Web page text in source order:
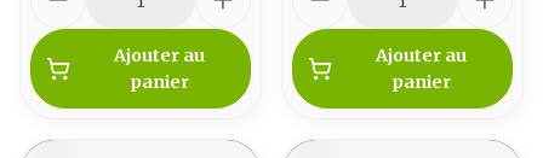
Ajouter au
panier
Ajouter au
panier